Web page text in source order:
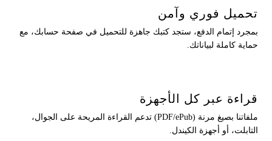
فوري وآمن
إتمام الدفع، ستجد كتبك جاهزة للتحميل في صفحة حسابك، مع
لبياناتك.
عبر كل الأجهزة
ملفاتنا بصيغ مرنة (PDF/ePub) تدعم القراءة المريحة على الجوال،
أو أجهزة الكيندل.